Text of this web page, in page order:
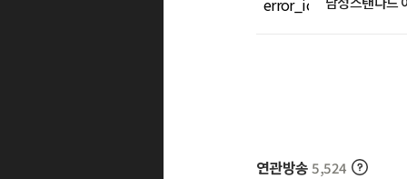
연관방송 5,524